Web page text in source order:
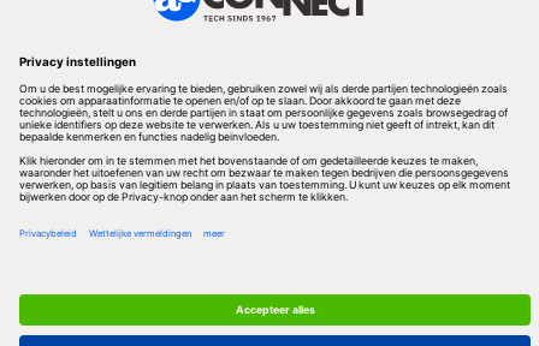
Volg ons
Redactionele partner
Algemene Voorwaarden & Copyrights